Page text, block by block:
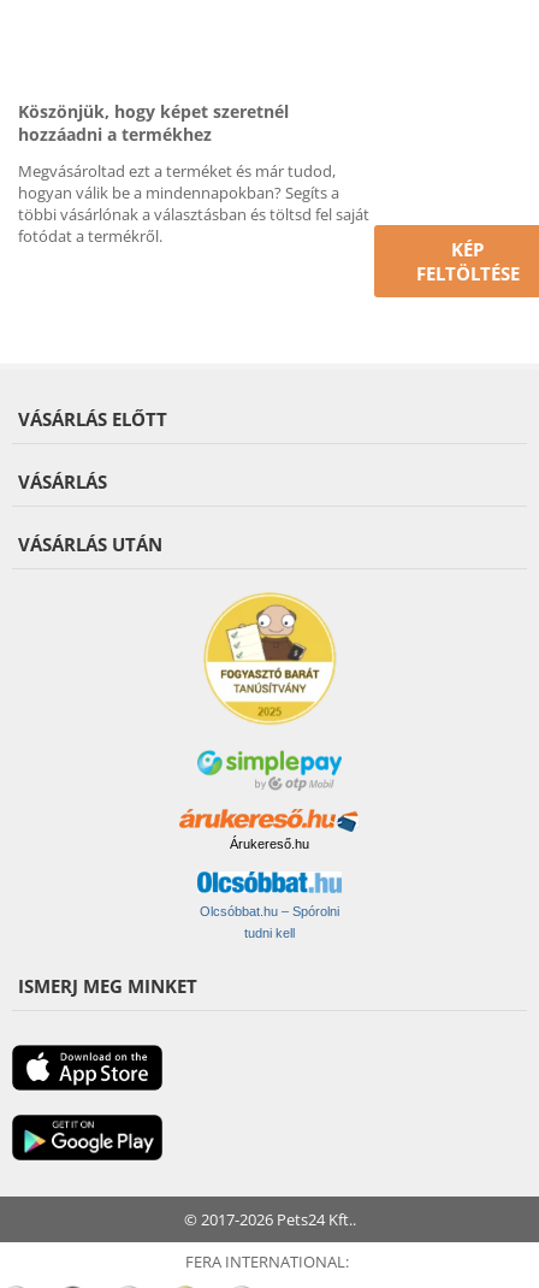
Köszönjük, hogy képet szeretnél
hozzáadni a termékhez
Megvásároltad ezt a terméket és már tudod,
hogyan válik be a mindennapokban? Segíts a
többi vásárlónak a választásban és töltsd fel saját
fotódat a termékről.
KÉP
FELTÖLTÉSE
VÁSÁRLÁS ELŐTT
VÁSÁRLÁS
VÁSÁRLÁS UTÁN
Árukereső.hu
Olcsóbbat.hu – Spórolni
tudni kell
ISMERJ MEG MINKET
© 2017-2026 Pets24 Kft..
FERA INTERNATIONAL: